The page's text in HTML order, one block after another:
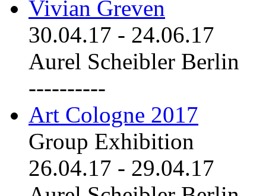
Vivian Greven
30.04.17 - 24.06.17
Aurel Scheibler Berlin
----------
Art Cologne 2017
Group Exhibition
26.04.17 - 29.04.17